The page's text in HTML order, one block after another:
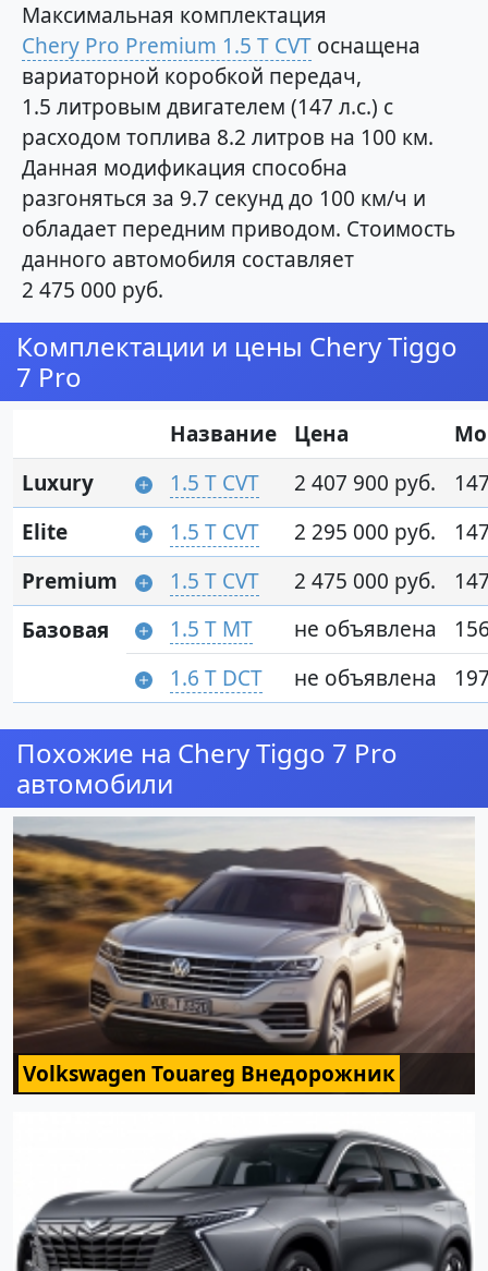
Максимальная комплектация
Chery Pro Premium 1.5 T CVT оснащена
вариаторной коробкой передач,
1.5 литровым двигателем (147 л.с.) с
расходом топлива 8.2 литров на 100 км.
Данная модификация способна
разгоняться за 9.7 секунд до 100 км/ч и
обладает передним приводом. Стоимость
данного автомобиля составляет
2 475 000 руб.
Комплектации и цены Chery Tiggo
7 Pro
Название Цена
Luxury
1.5 T CVT 2 407 900 руб.
Elite
1.5 T CVT 2 295 000 руб.
Premium
1.5 T CVT 2 475 000 руб.
Базовая
1.5 T MT не объявлена
1.6 T DCT
не объявлена
Похожие на Chery Tiggo 7 Pro
автомобили
Volkswagen Touareg Внедорожник